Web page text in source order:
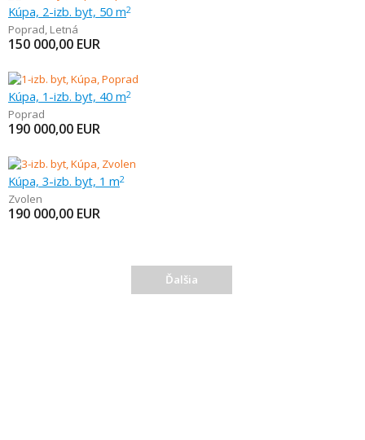
Kúpa, 2-izb. byt, 50 m2
Poprad, Letná
150 000,00 EUR
Kúpa, 1-izb. byt, 40 m2
Poprad
190 000,00 EUR
Kúpa, 3-izb. byt, 1 m2
Zvolen
190 000,00 EUR
Ďalšia